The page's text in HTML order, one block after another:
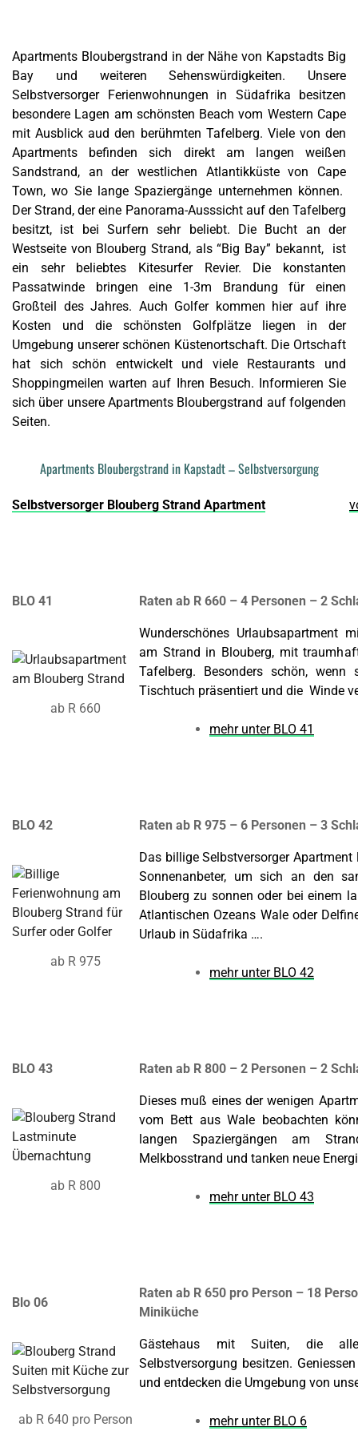
Apartments Bloubergstrand in der Nähe von Kapstadts Big
Bay und weiteren Sehenswürdigkeiten. Unsere
Selbstversorger Ferienwohnungen in Südafrika besitzen
besondere Lagen am schönsten Beach vom Western Cape
mit Ausblick aud den berühmten Tafelberg. Viele von den
Apartments befinden sich direkt am langen weißen
Sandstrand, an der westlichen Atlantikküste von Cape
Town, wo Sie lange Spaziergänge unternehmen können.
Der Strand, der eine Panorama-Ausssicht auf den Tafelberg
besitzt, ist bei Surfern sehr beliebt. Die Bucht an der
Westseite von Blouberg Strand, als “Big Bay” bekannt, ist
ein sehr beliebtes Kitesurfer Revier. Die konstanten
Passatwinde bringen eine 1-3m Brandung für einen
Großteil des Jahres. Auch Golfer kommen hier auf ihre
Kosten und die schönsten Golfplätze liegen in der
Umgebung unserer schönen Küstenortschaft. Die Ortschaft
hat sich schön entwickelt und viele Restaurants und
Shoppingmeilen warten auf Ihren Besuch. Informieren Sie
sich über unsere Apartments Bloubergstrand auf folgenden
Seiten.
Apartments Bloubergstrand in Kapstadt – Selbstversorgung
Selbstversorger Blouberg Strand Apartment
BLO 41 Raten ab R 660 – 4 Personen – 2
ab R 660
Wunderschönes Urlaubsapartment
am Strand in Blouberg, mit
Tafelberg. Besonders schön,
Tischtuch präsentiert und die Winde
mehr unter BLO 41
BLO 42 Raten ab R 975 – 6 Personen – 3
ab R 975
Das billige Selbstversorger
Sonnenanbeter, um sich an den
Blouberg zu sonnen oder bei einem
Atlantischen Ozeans Wale oder
Urlaub in Südafrika ….
mehr unter BLO 42
BLO 43 Raten ab R 800 – 2 Personen – 2
ab R 800
Dieses muß eines der wenigen
vom Bett aus Wale beobachten
langen Spaziergängen am
Melkbosstrand und tanken neue
mehr unter BLO 43
Blo 06
Raten ab R 650 pro Person – 18
Miniküche
ab R 640 pro Person
Gästehaus mit Suiten, die
Selbstversorgung besitzen.
und entdecken die Umgebung von
mehr unter BLO 6